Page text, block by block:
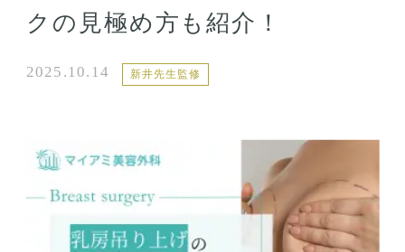
クの見極め方も紹介！
2025.10.14 新井先生監修